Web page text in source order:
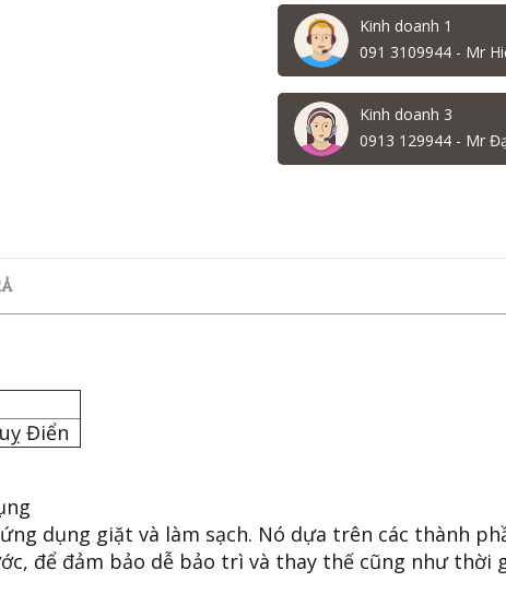
Kinh doanh 1
091 3109944 - Mr
Kinh doanh 3
0913 129944 - Mr
Điển
dụng giặt và làm sạch. Nó dựa trên các thành
để đảm bảo dễ bảo trì và thay thế cũng như thời